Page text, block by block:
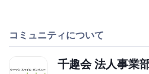
コミュニティについて
千趣会 法人事業